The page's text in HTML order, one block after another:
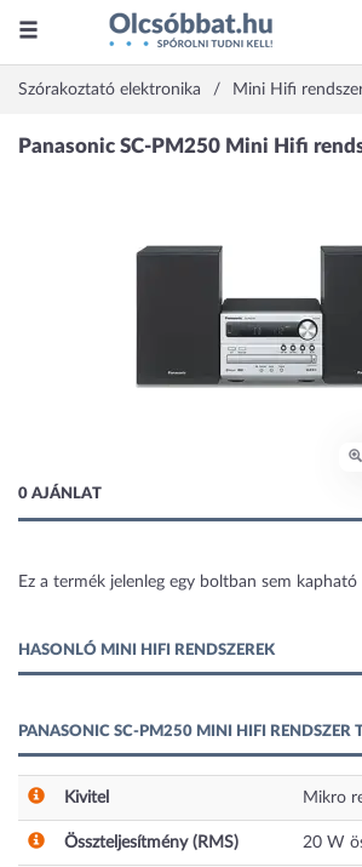
Szórakoztató elektronika Mini Hifi
0 AJÁNLAT
Ez a termék jelenleg egy boltban sem kapható
HASONLÓ MINI HIFI RENDSZEREK
PANASONIC SC-PM250 MINI HIFI RENDSZER
Kivitel Mikro
Összteljesítmény (RMS) 20 W